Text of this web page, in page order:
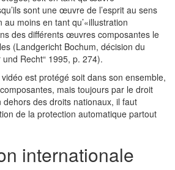
sont une œuvre de l’esprit au sens
moins en tant qu’«illustration
des différents œuvres composantes le
(Landgericht Bochum, décision du
Recht“ 1995, p. 274).
est protégé soit dans son ensemble,
mais toujours par le droit
dehors des droits nationaux, il faut
de la protection automatique partout
internationale